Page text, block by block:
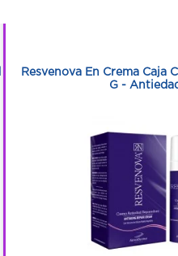
Resvenova En Crema Caja
G -